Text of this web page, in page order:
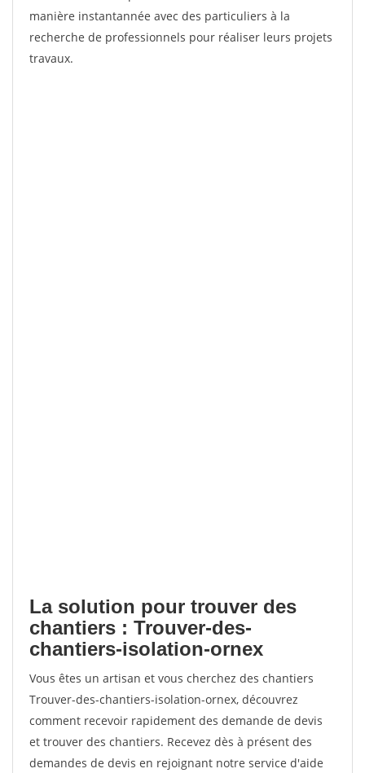
manière instantannée avec des particuliers à la
recherche de professionnels pour réaliser leurs projets
travaux.
La solution pour trouver des
chantiers : Trouver-des-
chantiers-isolation-ornex
Vous êtes un artisan et vous cherchez des chantiers
Trouver-des-chantiers-isolation-ornex, découvrez
comment recevoir rapidement des demande de devis
et trouver des chantiers. Recevez dès à présent des
demandes de devis en rejoignant notre service d'aide